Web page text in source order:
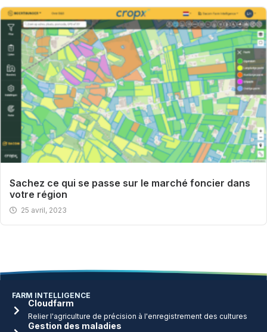
Sachez ce qui se passe sur le marché foncier dans
votre région
25 avril, 2023
FARM INTELLIGENCE
Cloudfarm
Relier l'agriculture de précision à l'enregistrement des cultures
Gestion des maladies